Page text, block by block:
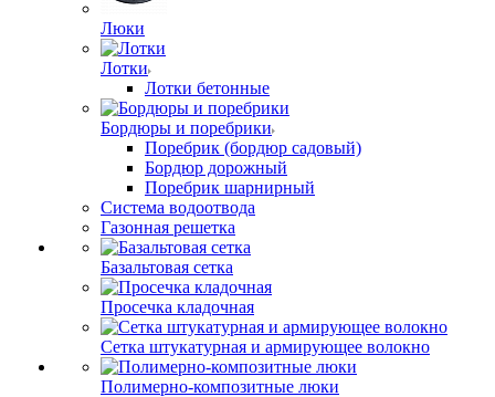
Люки
Лотки
Лотки бетонные
Бордюры и поребрики
Поребрик (бордюр садовый)
Бордюр дорожный
Поребрик шарнирный
Система водоотвода
Газонная решетка
Базальтовая сетка
Просечка кладочная
Сетка штукатурная и армирующее волокно
Полимерно-композитные люки